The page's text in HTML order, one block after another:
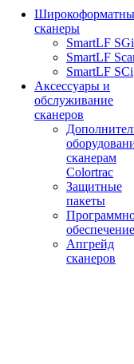
сканеры
SmartLF SGi
SmartLF
SmartLF SCi
Аксессуары и
обслуживание
сканеров
сканерам
Colortrac
Защитные
пакеты
обеспечение
Апгрейд
сканеров